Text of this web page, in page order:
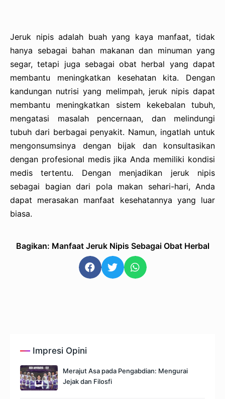
Jeruk nipis adalah buah yang kaya manfaat, tidak
hanya sebagai bahan makanan dan minuman yang
segar, tetapi juga sebagai obat herbal yang dapat
membantu meningkatkan kesehatan kita. Dengan
kandungan nutrisi yang melimpah, jeruk nipis dapat
membantu meningkatkan sistem kekebalan tubuh,
mengatasi masalah pencernaan, dan melindungi
tubuh dari berbagai penyakit. Namun, ingatlah untuk
mengonsumsinya dengan bijak dan konsultasikan
dengan profesional medis jika Anda memiliki kondisi
medis tertentu. Dengan menjadikan jeruk nipis
sebagai bagian dari pola makan sehari-hari, Anda
dapat merasakan manfaat kesehatannya yang luar
biasa.
Bagikan: Manfaat Jeruk Nipis Sebagai Obat Herbal
Impresi Opini
Merajut Asa pada Pengabdian: Mengurai
Jejak dan Filosfi